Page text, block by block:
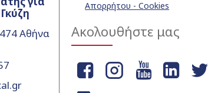
Αθήνα
Απορρήτου - Cookies
Ακολουθήστε μας